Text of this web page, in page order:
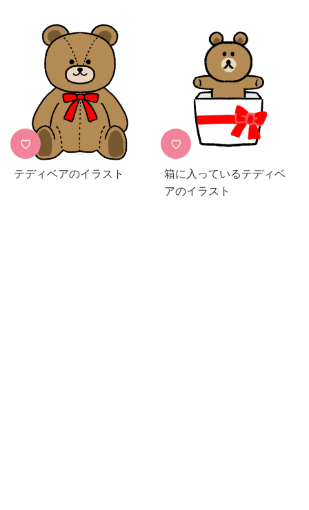
♡
テディベアのイラスト
♡
箱に入っているテディベ
アのイラスト